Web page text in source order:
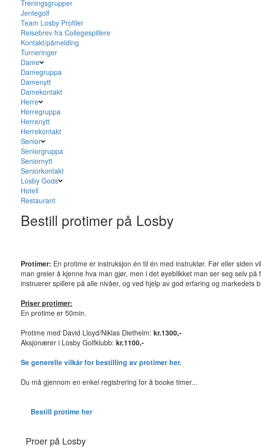
Treningsgrupper
Jentegolf
Team Losby Profiler
Reisebrev fra Collegespillere
Kontakt/påmelding
Turneringer
Dame
Damegruppa
Damenytt
Damekontakt
Herre
Herregruppa
Herrenytt
Herrekontakt
Senior
Seniorgruppa
Seniornytt
Seniorkontakt
Losby Gods
Hotell
Restaurant
Bestill protimer på Losby
Protimer: En protime er instruksjon én til én med instruktør. Før eller siden
man greier å kjenne hva man gjør, men i det øyeblikket man ser seg selv
instruerer spillere på alle nivåer, og ved hjelp av god erfaring og markedets
Priser protimer:
En protime er 50min.
Protime med David Lloyd/Niklas Diethelm: kr.1300,-
Aksjonærer i Losby Golfklubb: kr.1100,-
Se generelle vilkår for bestilling av protimer her.
Du må gjennom en enkel registrering for å booke timer...
Bestill protime her
Proer på Losby